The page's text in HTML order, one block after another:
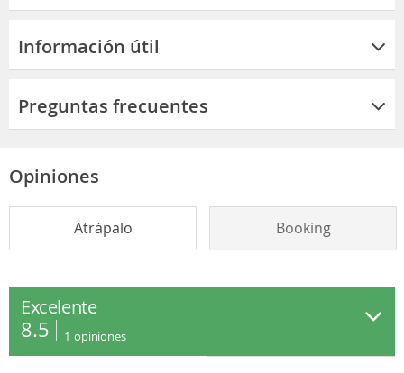
Información útil
Preguntas frecuentes
Opiniones
Atrápalo Booking
Excelente
8.5 1 opiniones